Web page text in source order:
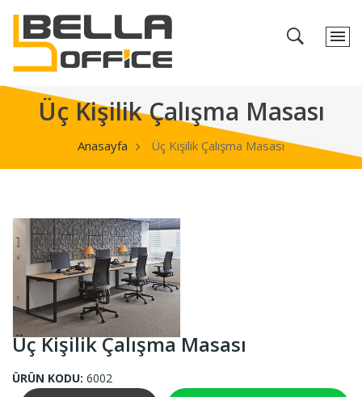
Üç Kişilik Çalışma Masası
Anasayfa Üç Kişilik Çalışma Masası
Üç Kişilik Çalışma Masası
ÜRÜN KODU: 6002